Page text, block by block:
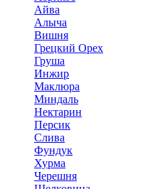
Айва
Алыча
Вишня
Грецкий Орех
Груша
Инжир
Маклюра
Миндаль
Нектарин
Персик
Слива
Фундук
Хурма
Черешня